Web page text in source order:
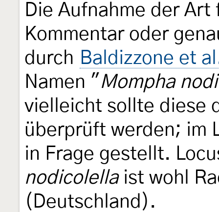
Die Aufnahme der
Kommentar oder
durch Baldizzone et
Namen " Mompha
vielleicht sollte diese
überprüft werden; im
in Frage gestellt.
nodicolellaist wohl
(Deutschland).